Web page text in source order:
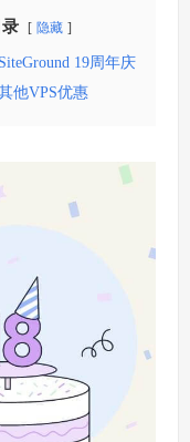
隐藏
19周年庆
他VPS优惠